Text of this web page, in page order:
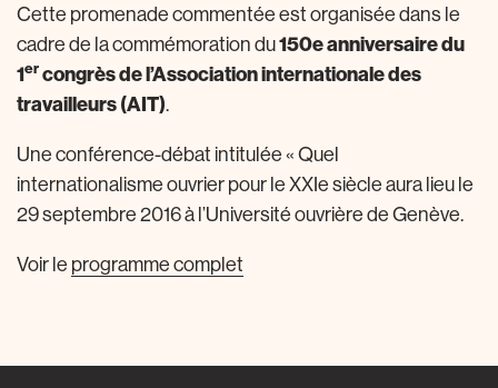
Cette promenade commentée est organisée dans le
cadre de la commémoration du150e anniversaire du
1ercongrès de l’Association internationale des
travailleurs (AIT).
Une conférence-débat intitulée « Quel
internationalisme ouvrier pour le XXIe siècle aura lieu le
29 septembre 2016 à l’Université ouvrière de Genève.
Voir le programme complet